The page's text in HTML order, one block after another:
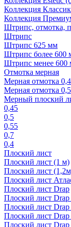
Коллекция
Коллекция
Штрипс, отмотка,
Штрипс
Штрипс 625 мм
Штрипс более 600
Штрипс менее 600
Отмотка мерная
Мерная отмотка
Мерная отмотка 0,5
Мерный плоский
0,45
0,5
0,55
0,7
0,4
Плоский лист
Плоский лист (1 м)
Плоский лист
Плоский лист
Плоский лист Drap
Плоский лист
Плоский лист
Плоский лист
Плоский лист